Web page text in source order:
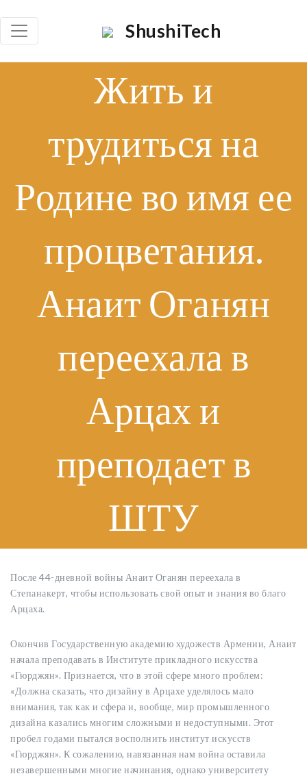
ShushiTech
Жить и
трудиться на
Родине во имя ее
процветания.
Анаит Оганян
переехала в
Арцах и
преподает в
ШТУ
После 44-дневной войны Анаит Оганян переехала в
Степанакерт, чтобы использовать свой опыт и знания во благо
Арцаха.
Окончив Государственную академию художеств Армении, Анаит
начала преподавать в Институте прикладного искусства
«Гюрджян». Признается, что в этой сфере много проблем:
«Должна сказать, что дизайну в Арцахе уделялось мало
внимания, так как и сфера и, вообще, мир промышленного
дизайна казались многим сложными и недоступными. Этот
пробел годами пытался восполнить институт искусств
«Гюрджян». К сожалению, навязанная нам война оставила
незавершенными многие начинания, однако университету